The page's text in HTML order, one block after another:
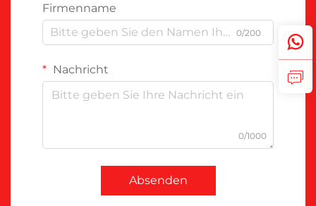
Firmenname
0/200
Nachricht
0/1000
Absenden